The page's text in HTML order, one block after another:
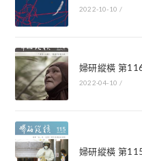
2022-10-10 /
婦研縱橫 第
2022-04-10 /
婦研縱橫 第